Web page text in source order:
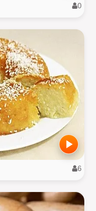
0
6